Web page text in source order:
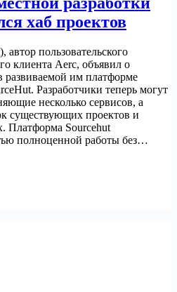
хаб проектов
пользовательского
клиента Aerc, объявил о
развиваемой им платформе
Разработчики теперь могут
несколько сервисов, а
существующих проектов и
Платформа Sourcehut
полноценной работы без…